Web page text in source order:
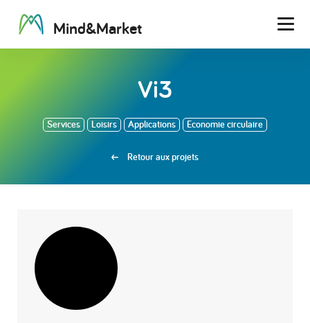
Mind&Market
Vi3
Services Loisirs Applications Economie circulaire
Retour aux projets